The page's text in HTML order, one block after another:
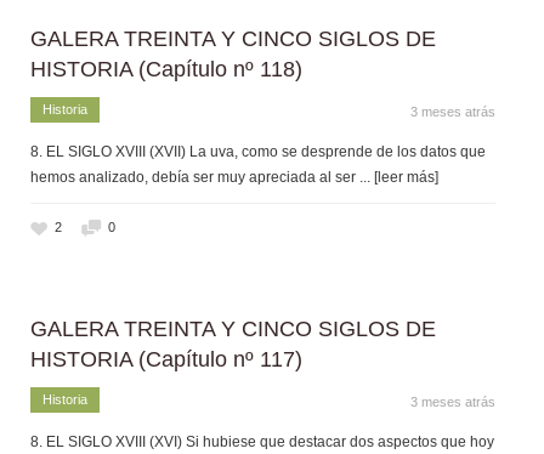
GALERA TREINTA Y CINCO SIGLOS DE
HISTORIA (Capítulo nº 118)
Historia 3 meses atrás
8. EL SIGLO XVIII (XVII) La uva, como se desprende de los datos que
hemos analizado, debía ser muy apreciada al ser ... [leer más]
2 0
GALERA TREINTA Y CINCO SIGLOS DE
HISTORIA (Capítulo nº 117)
Historia 3 meses atrás
8. EL SIGLO XVIII (XVI) Si hubiese que destacar dos aspectos que hoy